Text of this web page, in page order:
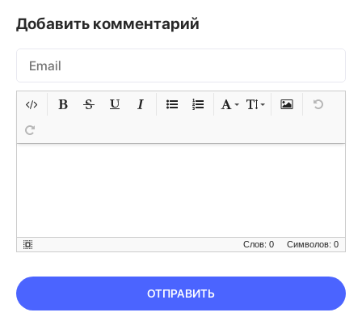
Добавить комментарий
Символов: 0
Слов: 0
ОТПРАВИТЬ